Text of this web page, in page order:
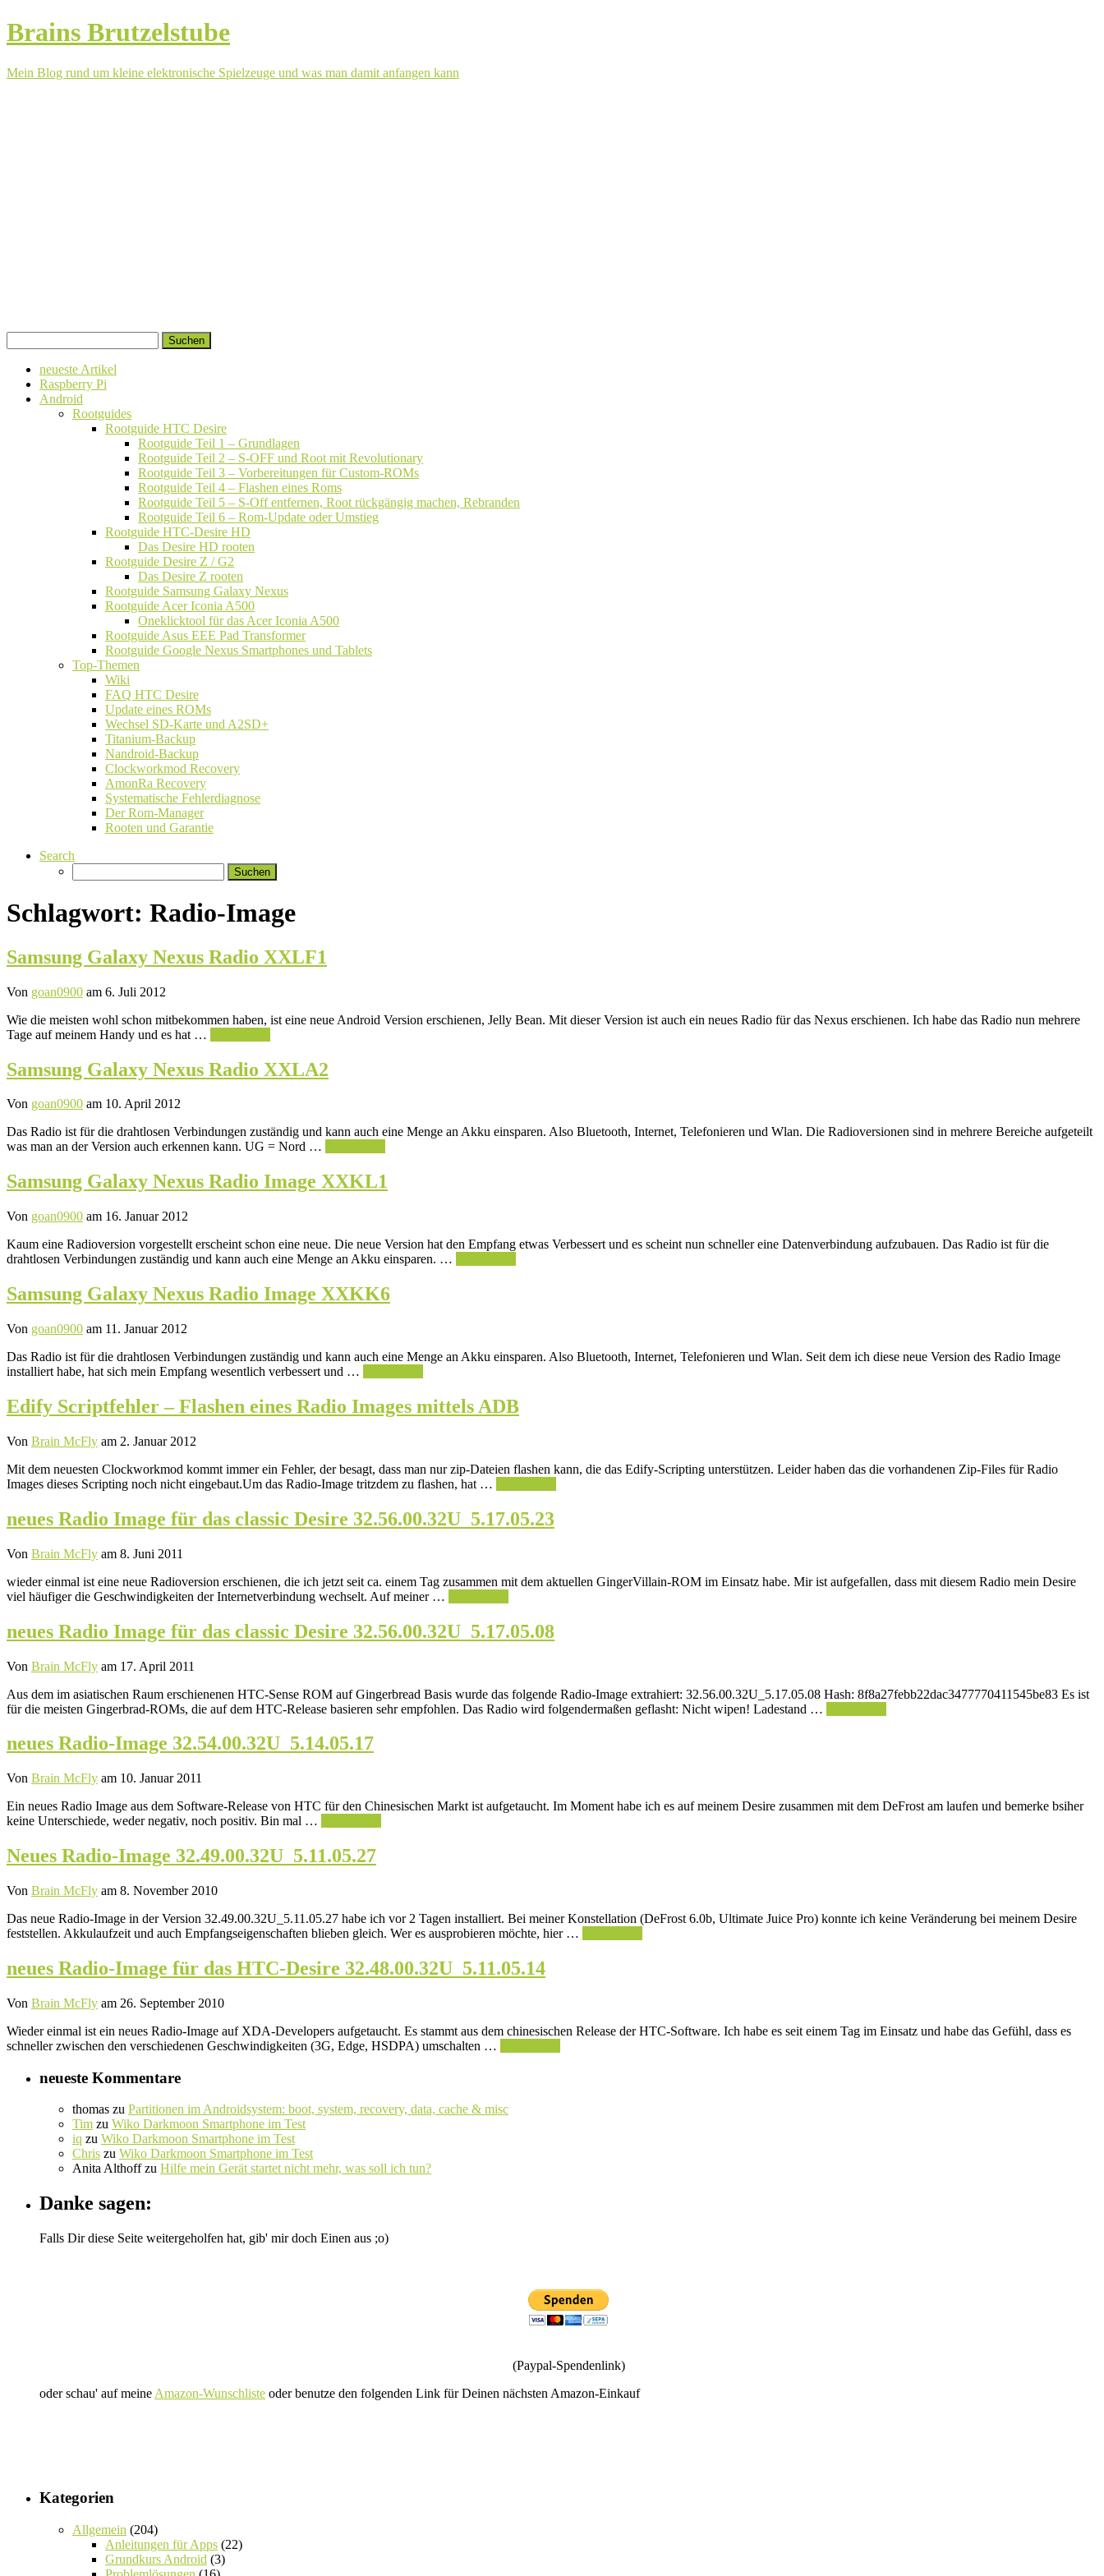
Brains Brutzelstube
Mein Blog rund um kleine elektronische Spielzeuge und was man damit anfangen kann
zum
Inhalt
nach:
neueste Artikel
Raspberry Pi
Android
Rootguides
Rootguide HTC Desire
Rootguide Teil 1 – Grundlagen
Rootguide Teil 2 – S-OFF und Root mit Revolutionary
Rootguide Teil 3 – Vorbereitungen für Custom-ROMs
Rootguide Teil 4 – Flashen eines Roms
Rootguide Teil 5 – S-Off entfernen, Root rückgängig machen, Rebranden
Rootguide Teil 6 – Rom-Update oder Umstieg
Rootguide HTC-Desire HD
Das Desire HD rooten
Rootguide Desire Z / G2
Das Desire Z rooten
Rootguide Samsung Galaxy Nexus
Rootguide Acer Iconia A500
Oneklicktool für das Acer Iconia A500
Rootguide Asus EEE Pad Transformer
Rootguide Google Nexus Smartphones und Tablets
Top-Themen
Wiki
FAQ HTC Desire
Update eines ROMs
Wechsel SD-Karte und A2SD+
Titanium-Backup
Nandroid-Backup
Clockworkmod Recovery
AmonRa Recovery
Systematische Fehlerdiagnose
Der Rom-Manager
Rooten und Garantie
Search
nach:
Schlagwort: Radio-Image
Samsung Galaxy Nexus Radio XXLF1
Von goan0900 am 6. Juli 2012
Wie die meisten wohl schon mitbekommen haben, ist eine neue Android Version erschienen, Jelly Bean. Mit dieser Version ist auch ein neues Radio für das Nexus erschienen. Ich habe das Radio nun mehrere
Tage auf meinem Handy und es hat …
Samsung Galaxy Nexus Radio XXLA2
Von goan0900 am 10. April 2012
Das Radio ist für die drahtlosen Verbindungen zuständig und kann auch eine Menge an Akku einsparen. Also Bluetooth, Internet, Telefonieren und Wlan. Die Radioversionen sind in mehrere Bereiche aufgeteilt
was man an der Version auch erkennen kann. UG = Nord …
Samsung Galaxy Nexus Radio Image XXKL1
Von goan0900 am 16. Januar 2012
Kaum eine Radioversion vorgestellt erscheint schon eine neue. Die neue Version hat den Empfang etwas Verbessert und es scheint nun schneller eine Datenverbindung aufzubauen. Das Radio ist für die
drahtlosen Verbindungen zuständig und kann auch eine Menge an Akku einsparen. …
Samsung Galaxy Nexus Radio Image XXKK6
Von goan0900 am 11. Januar 2012
Das Radio ist für die drahtlosen Verbindungen zuständig und kann auch eine Menge an Akku einsparen. Also Bluetooth, Internet, Telefonieren und Wlan. Seit dem ich diese neue Version des Radio Image
installiert habe, hat sich mein Empfang wesentlich verbessert und …
Edify Scriptfehler – Flashen eines Radio Images mittels ADB
Von Brain McFly am 2. Januar 2012
Mit dem neuesten Clockworkmod kommt immer ein Fehler, der besagt, dass man nur zip-Dateien flashen kann, die das Edify-Scripting unterstützen. Leider haben das die vorhandenen Zip-Files für Radio
Images dieses Scripting noch nicht eingebaut.Um das Radio-Image tritzdem zu flashen, hat …
neues Radio Image für das classic Desire 32.56.00.32U_5.17.05.23
Von Brain McFly am 8. Juni 2011
wieder einmal ist eine neue Radioversion erschienen, die ich jetzt seit ca. einem Tag zusammen mit dem aktuellen GingerVillain-ROM im Einsatz habe. Mir ist aufgefallen, dass mit diesem Radio mein Desire
viel häufiger die Geschwindigkeiten der Internetverbindung wechselt. Auf meiner …
neues Radio Image für das classic Desire 32.56.00.32U_5.17.05.08
Von Brain McFly am 17. April 2011
Aus dem im asiatischen Raum erschienenen HTC-Sense ROM auf Gingerbread Basis wurde das folgende Radio-Image extrahiert: 32.56.00.32U_5.17.05.08 Hash: 8f8a27febb22dac3477770411545be83 Es ist
für die meisten Gingerbrad-ROMs, die auf dem HTC-Release basieren sehr empfohlen. Das Radio wird folgendermaßen geflasht: Nicht wipen! Ladestand …
neues Radio-Image 32.54.00.32U_5.14.05.17
Von Brain McFly am 10. Januar 2011
Ein neues Radio Image aus dem Software-Release von HTC für den Chinesischen Markt ist aufgetaucht. Im Moment habe ich es auf meinem Desire zusammen mit dem DeFrost am laufen und bemerke bsiher
keine Unterschiede, weder negativ, noch positiv. Bin mal …
Neues Radio-Image 32.49.00.32U_5.11.05.27
Von Brain McFly am 8. November 2010
Das neue Radio-Image in der Version 32.49.00.32U_5.11.05.27 habe ich vor 2 Tagen installiert. Bei meiner Konstellation (DeFrost 6.0b, Ultimate Juice Pro) konnte ich keine Veränderung bei meinem Desire
feststellen. Akkulaufzeit und auch Empfangseigenschaften blieben gleich. Wer es ausprobieren möchte, hier …
neues Radio-Image für das HTC-Desire 32.48.00.32U_5.11.05.14
Von Brain McFly am 26. September 2010
Wieder einmal ist ein neues Radio-Image auf XDA-Developers aufgetaucht. Es stammt aus dem chinesischen Release der HTC-Software. Ich habe es seit einem Tag im Einsatz und habe das Gefühl, dass es
schneller zwischen den verschiedenen Geschwindigkeiten (3G, Edge, HSDPA) umschalten …
neueste Kommentare
thomas zu Partitionen im Androidsystem: boot, system, recovery, data, cache & misc
Tim zu Wiko Darkmoon Smartphone im Test
iq zu Wiko Darkmoon Smartphone im Test
Chris zu Wiko Darkmoon Smartphone im Test
Anita Althoffzu Hilfe mein Gerät startet nicht mehr, was soll ich tun?
Danke sagen:
Falls Dir diese Seite weitergeholfen hat, gib' mir doch Einen aus ;o)
(Paypal-Spendenlink)
oder schau' auf meine Amazon-Wunschliste oder benutze den folgenden Link für Deinen nächsten Amazon-Einkauf
Kategorien
Allgemein (204)
Anleitungen für Apps (22)
Grundkurs Android (3)